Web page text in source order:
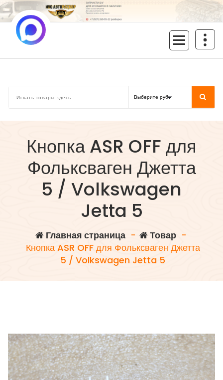
Перейти
к
содержимому
Кнопка ASR OFF для
Фольксваген Джетта
5 / Volkswagen
Jetta 5
Главная страница- Товар-
Кнопка ASR OFF для Фольксваген Джетта
5 / Volkswagen Jetta 5